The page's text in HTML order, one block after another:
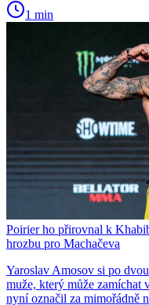
1 min
Poirier ho přirovnal k
hrozbu pro Machačeva
Yaroslav Amosov si po
muže, který může zamíchat
nyní označil za mimořádně